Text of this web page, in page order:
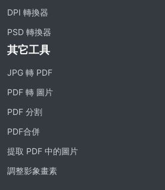
DPI 轉換器
PSD 轉換器
其它工具
JPG 轉 PDF
PDF 轉 圖片
PDF 分割
PDF合併
提取 PDF 中的圖片
調整影象畫素